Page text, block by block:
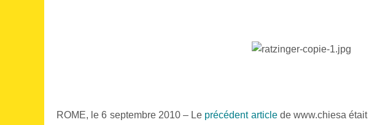
ROME, le 6 septembre 2010 – Le précédent articlede www.chiesa était